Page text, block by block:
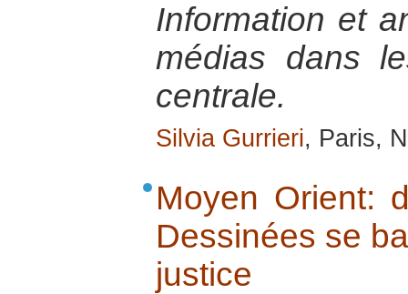
Information et
médias dans
centrale.
Silvia Gurrieri, Paris,
Moyen Orient:
Dessinées se
justice